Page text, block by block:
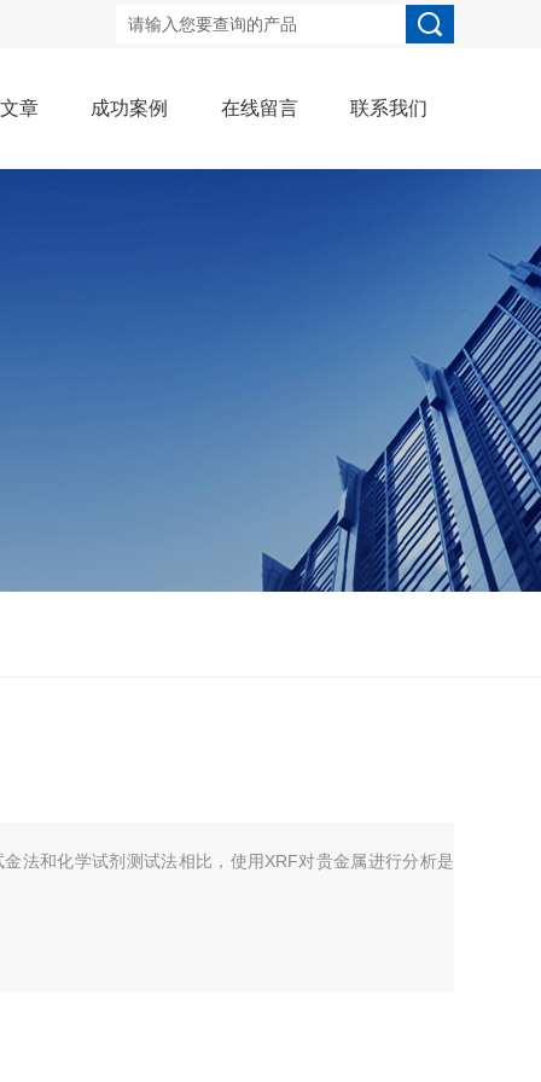
章 成功案例 在线留言 联系我们
法和化学试剂测试法相比，使用XRF对贵金属进行分析是